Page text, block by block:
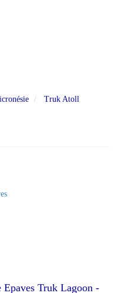
Truk Atoll
Truk Lagoon -